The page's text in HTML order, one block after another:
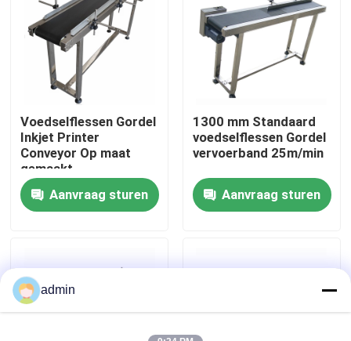
Over ons
Fabriekstocht
Kwaliteitscontrole
Neem contact met ons op
Gevallen
Voedselflessen Gordel
Inkjet Printer
Conveyor Op maat
gemaakt
Aanvraag sturen
1300 mm Standaard
voedselflessen Gordel
vervoerband 25m/min
Aanvraag sturen
admin